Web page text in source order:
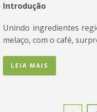
Introdução
Unindo ingredientes
melaço, com o café,
LEIA MAIS